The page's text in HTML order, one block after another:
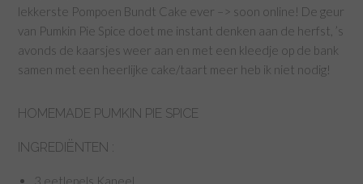
lekkerste Pompoen Bundt Cake ever –> soon online! De geur
van Pumkin Pie Spice doet me instant denken aan de herfst, ’s
avonds de kaarsjes weer aan en met een kleedje op de bank
samen met een heerlijke cake/taart meer heb ik niet nodig!
HOMEMADE PUMKIN PIE SPICE
INGREDIËNTEN :
3 eetlepels Kaneel